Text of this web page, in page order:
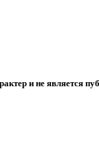
и не является